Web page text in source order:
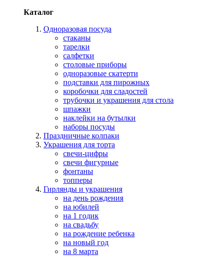
Каталог
Одноразовая посуда
стаканы
тарелки
салфетки
столовые приборы
одноразовые скатерти
подставки для пирожных
коробочки для сладостей
трубочки и украшения для стола
шпажки
наклейки на бутылки
наборы посуды
Праздничные колпаки
Украшения для торта
свечи-цифры
свечи фигурные
фонтаны
топперы
Гирлянды и украшения
на день рождения
на юбилей
на 1 годик
на свадьбу
на рождение ребенка
на новый год
на 8 марта